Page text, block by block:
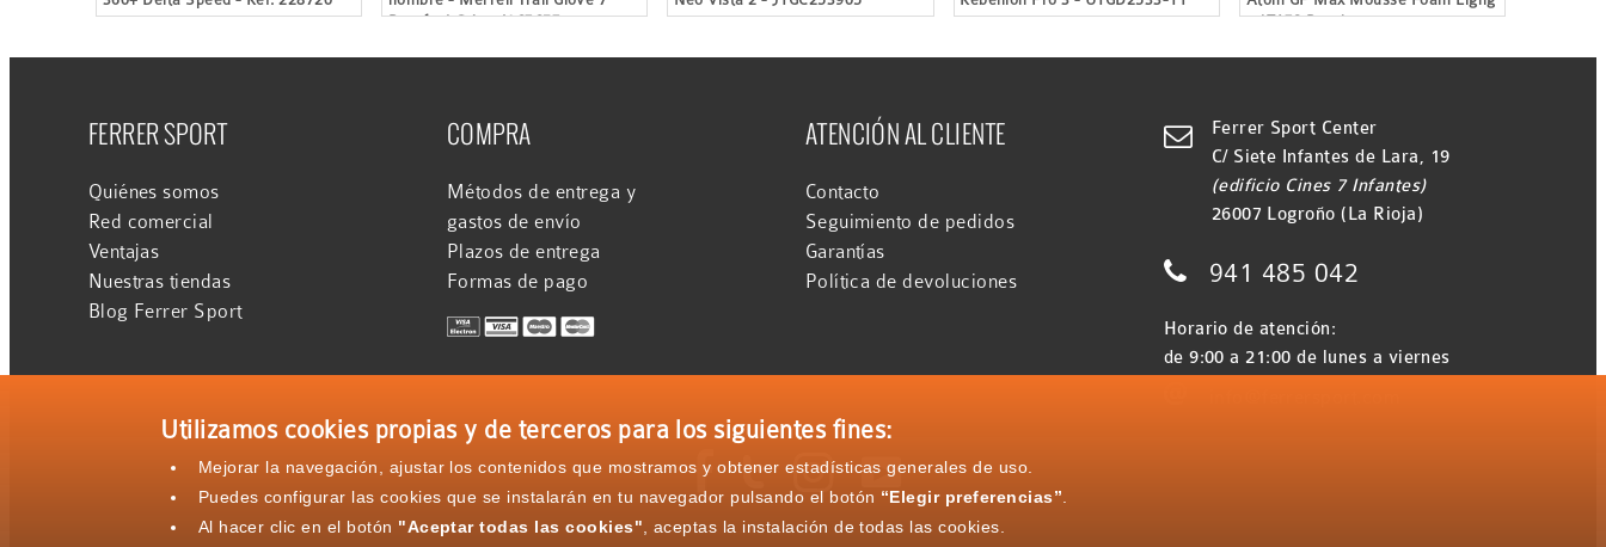
Barefoot Gris - J067657
- AT178 Pearl
FERRER SPORT
Quiénes somos
Red comercial
Ventajas
Nuestras tiendas
Blog Ferrer Sport
COMPRA
Métodos de entrega y
gastos de envío
Plazos de entrega
Formas de pago
ATENCIÓN AL CLIENTE
Contacto
Seguimiento de pedidos
Garantías
Política de devoluciones

Ferrer Sport Center
C/ Siete Infantes de Lara, 19
(edificio Cines 7 Infantes)
26007 Logroño (La Rioja)
 941 485 042
Horario de atención:
de 9:00 a 21:00 de lunes a viernes
   
Utilizamos cookies propias y de terceros para los siguientes fines:
Mejorar la navegación, ajustar los contenidos que mostramos y obtener estadísticas generales de uso.
Puedes configurar las cookies que se instalarán en tu navegador pulsando el botón “Elegir preferencias”
Al hacer clic en el botón "Aceptar todas las cookies" , aceptas la instalación de todas las cookies.